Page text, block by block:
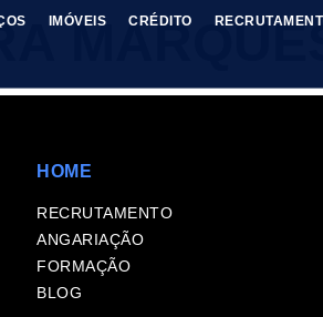
IMÓVEIS CRÉDITO
HOME
RECRUTAMENTO
ANGARIAÇÃO
FORMAÇÃO
BLOG